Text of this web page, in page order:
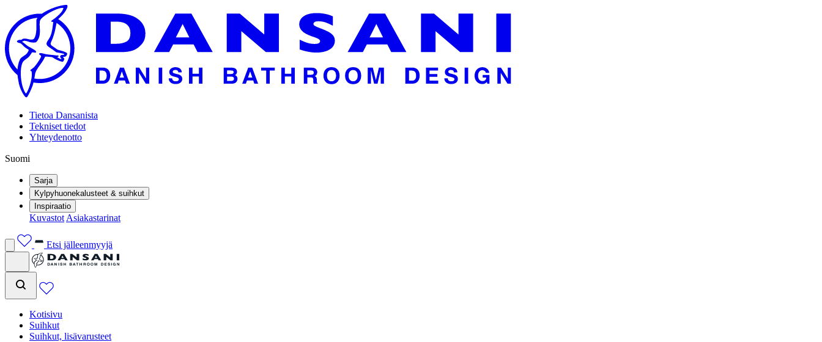
Tietoa Dansanista
Tekniset tiedot
Yhteydenotto
Suomi
Sarja
Kylpyhuonekalusteet & suihkut
Inspiraatio
Kuvastot Asiakastarinat
Etsi jälleenmyyjä
Kotisivu
Suihkut
Suihkut, lisävarusteet